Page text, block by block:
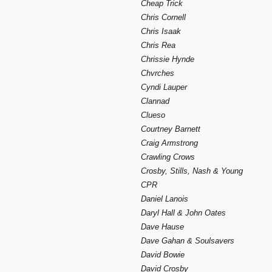
Cheap Trick
Chris Cornell
Chris Isaak
Chris Rea
Chrissie Hynde
Chvrches
Cyndi Lauper
Clannad
Clueso
Courtney Barnett
Craig Armstrong
Crawling Crows
Crosby, Stills, Nash & Young
CPR
Daniel Lanois
Daryl Hall & John Oates
Dave Hause
Dave Gahan & Soulsavers
David Bowie
David Crosby